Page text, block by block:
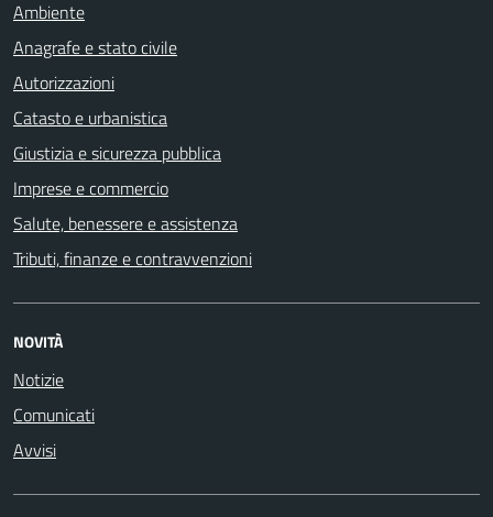
Ambiente
Anagrafe e stato civile
Autorizzazioni
Catasto e urbanistica
Giustizia e sicurezza pubblica
Imprese e commercio
Salute, benessere e assistenza
Tributi, finanze e contravvenzioni
NOVITÀ
Notizie
Comunicati
Avvisi